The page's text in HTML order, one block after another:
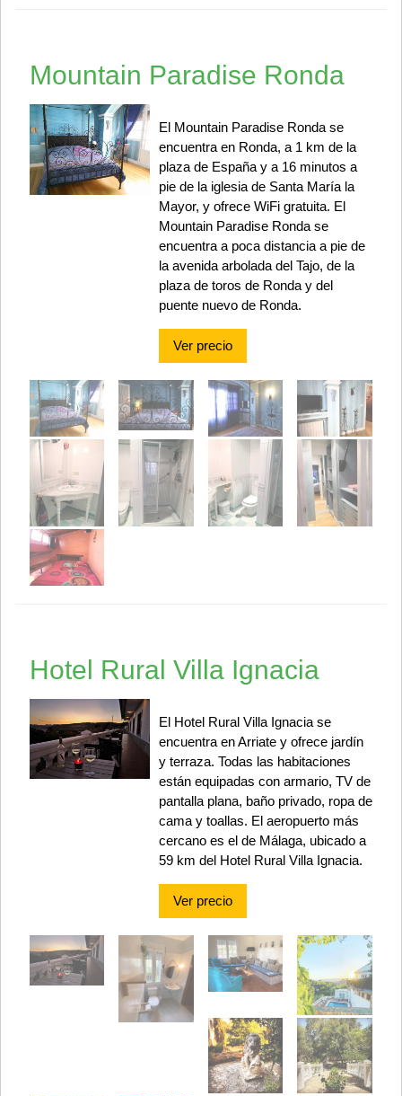
Mountain Paradise Ronda
El Mountain Paradise Ronda se
encuentra en Ronda, a 1 km de la
plaza de España y a 16 minutos a
pie de la iglesia de Santa María la
Mayor, y ofrece WiFi gratuita. El
Mountain Paradise Ronda se
encuentra a poca distancia a pie de
la avenida arbolada del Tajo, de la
plaza de toros de Ronda y del
puente nuevo de Ronda.
Ver precio
Hotel Rural Villa Ignacia
El Hotel Rural Villa Ignacia se
encuentra en Arriate y ofrece jardín
y terraza. Todas las habitaciones
están equipadas con armario, TV de
pantalla plana, baño privado, ropa de
cama y toallas. El aeropuerto más
cercano es el de Málaga, ubicado a
59 km del Hotel Rural Villa Ignacia.
Ver precio